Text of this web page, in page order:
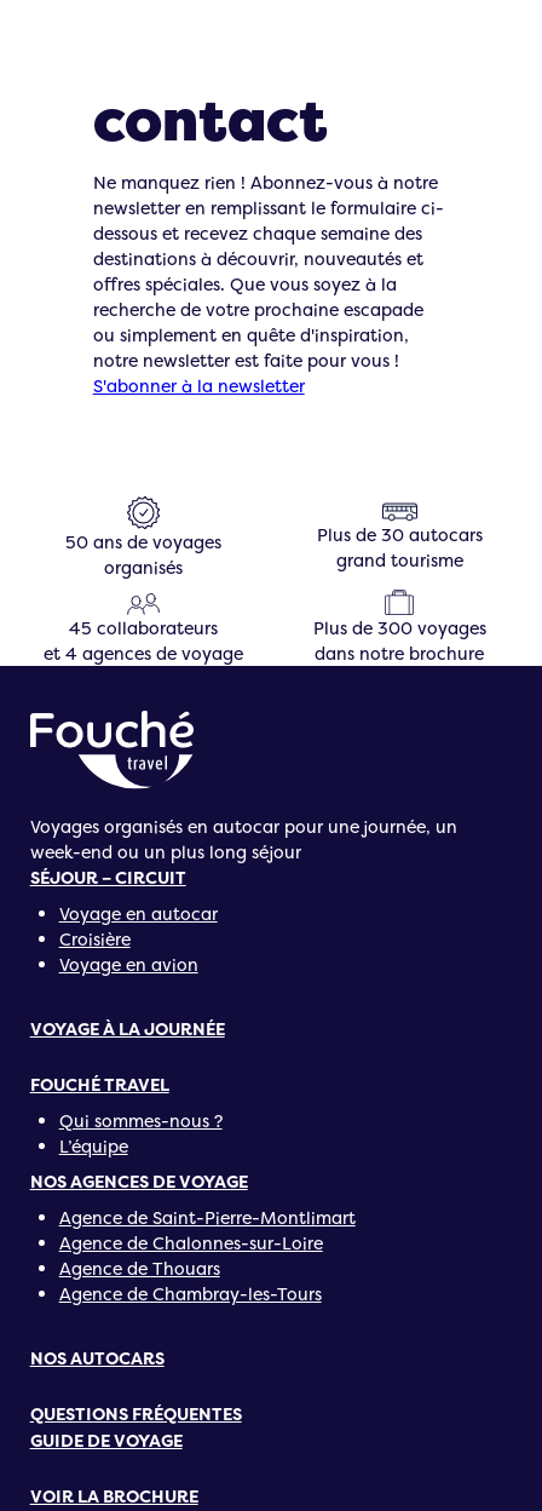
contact
Ne manquez rien ! Abonnez-vous à notre
newsletter en remplissant le formulaire ci-
dessous et recevez chaque semaine des
destinations à découvrir, nouveautés et
offres spéciales. Que vous soyez à la
recherche de votre prochaine escapade
ou simplement en quête d'inspiration,
notre newsletter est faite pour vous !
S'abonner à la newsletter
50 ans de voyages
organisés
Plus de 30 autocars
grand tourisme
45 collaborateurs
et 4 agences de voyage
Plus de 300 voyages
dans notre brochure
Voyages organisés en autocar pour une journée, un
week-end ou un plus long séjour
SÉJOUR – CIRCUIT
Voyage en autocar
Croisière
Voyage en avion
VOYAGE À LA JOURNÉE
FOUCHÉ TRAVEL
Qui sommes-nous ?
L’équipe
NOS AGENCES DE VOYAGE
Agence de Saint-Pierre-Montlimart
Agence de Chalonnes-sur-Loire
Agence de Thouars
Agence de Chambray-les-Tours
NOS AUTOCARS
QUESTIONS FRÉQUENTES
GUIDE DE VOYAGE
VOIR LA BROCHURE